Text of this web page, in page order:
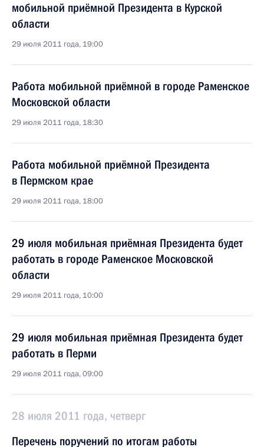
мобильной приёмной Президента в Курской
области
29 июля 2011 года, 19:00
Работа мобильной приёмной в городе Раменское
Московской области
29 июля 2011 года, 18:30
Работа мобильной приёмной Президента
в Пермском крае
29 июля 2011 года, 18:00
29 июля мобильная приёмная Президента будет
работать в городе Раменское Московской
области
29 июля 2011 года, 10:00
29 июля мобильная приёмная Президента будет
работать в Перми
29 июля 2011 года, 09:00
28 июля 2011 года, четверг
Перечень поручений по итогам работы